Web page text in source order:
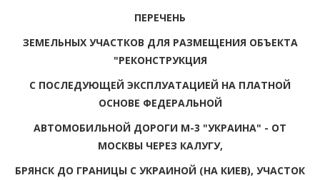
ПЕРЕЧЕНЬ
ЗЕМЕЛЬНЫХ УЧАСТКОВ ДЛЯ РАЗМЕЩЕНИЯ ОБЪЕКТА
"РЕКОНСТРУКЦИЯ
С ПОСЛЕДУЮЩЕЙ ЭКСПЛУАТАЦИЕЙ НА ПЛАТНОЙ
ОСНОВЕ ФЕДЕРАЛЬНОЙ
АВТОМОБИЛЬНОЙ ДОРОГИ М-3 "УКРАИНА" - ОТ
МОСКВЫ ЧЕРЕЗ КАЛУГУ,
БРЯНСК ДО ГРАНИЦЫ С УКРАИНОЙ (НА КИЕВ), УЧАСТОК